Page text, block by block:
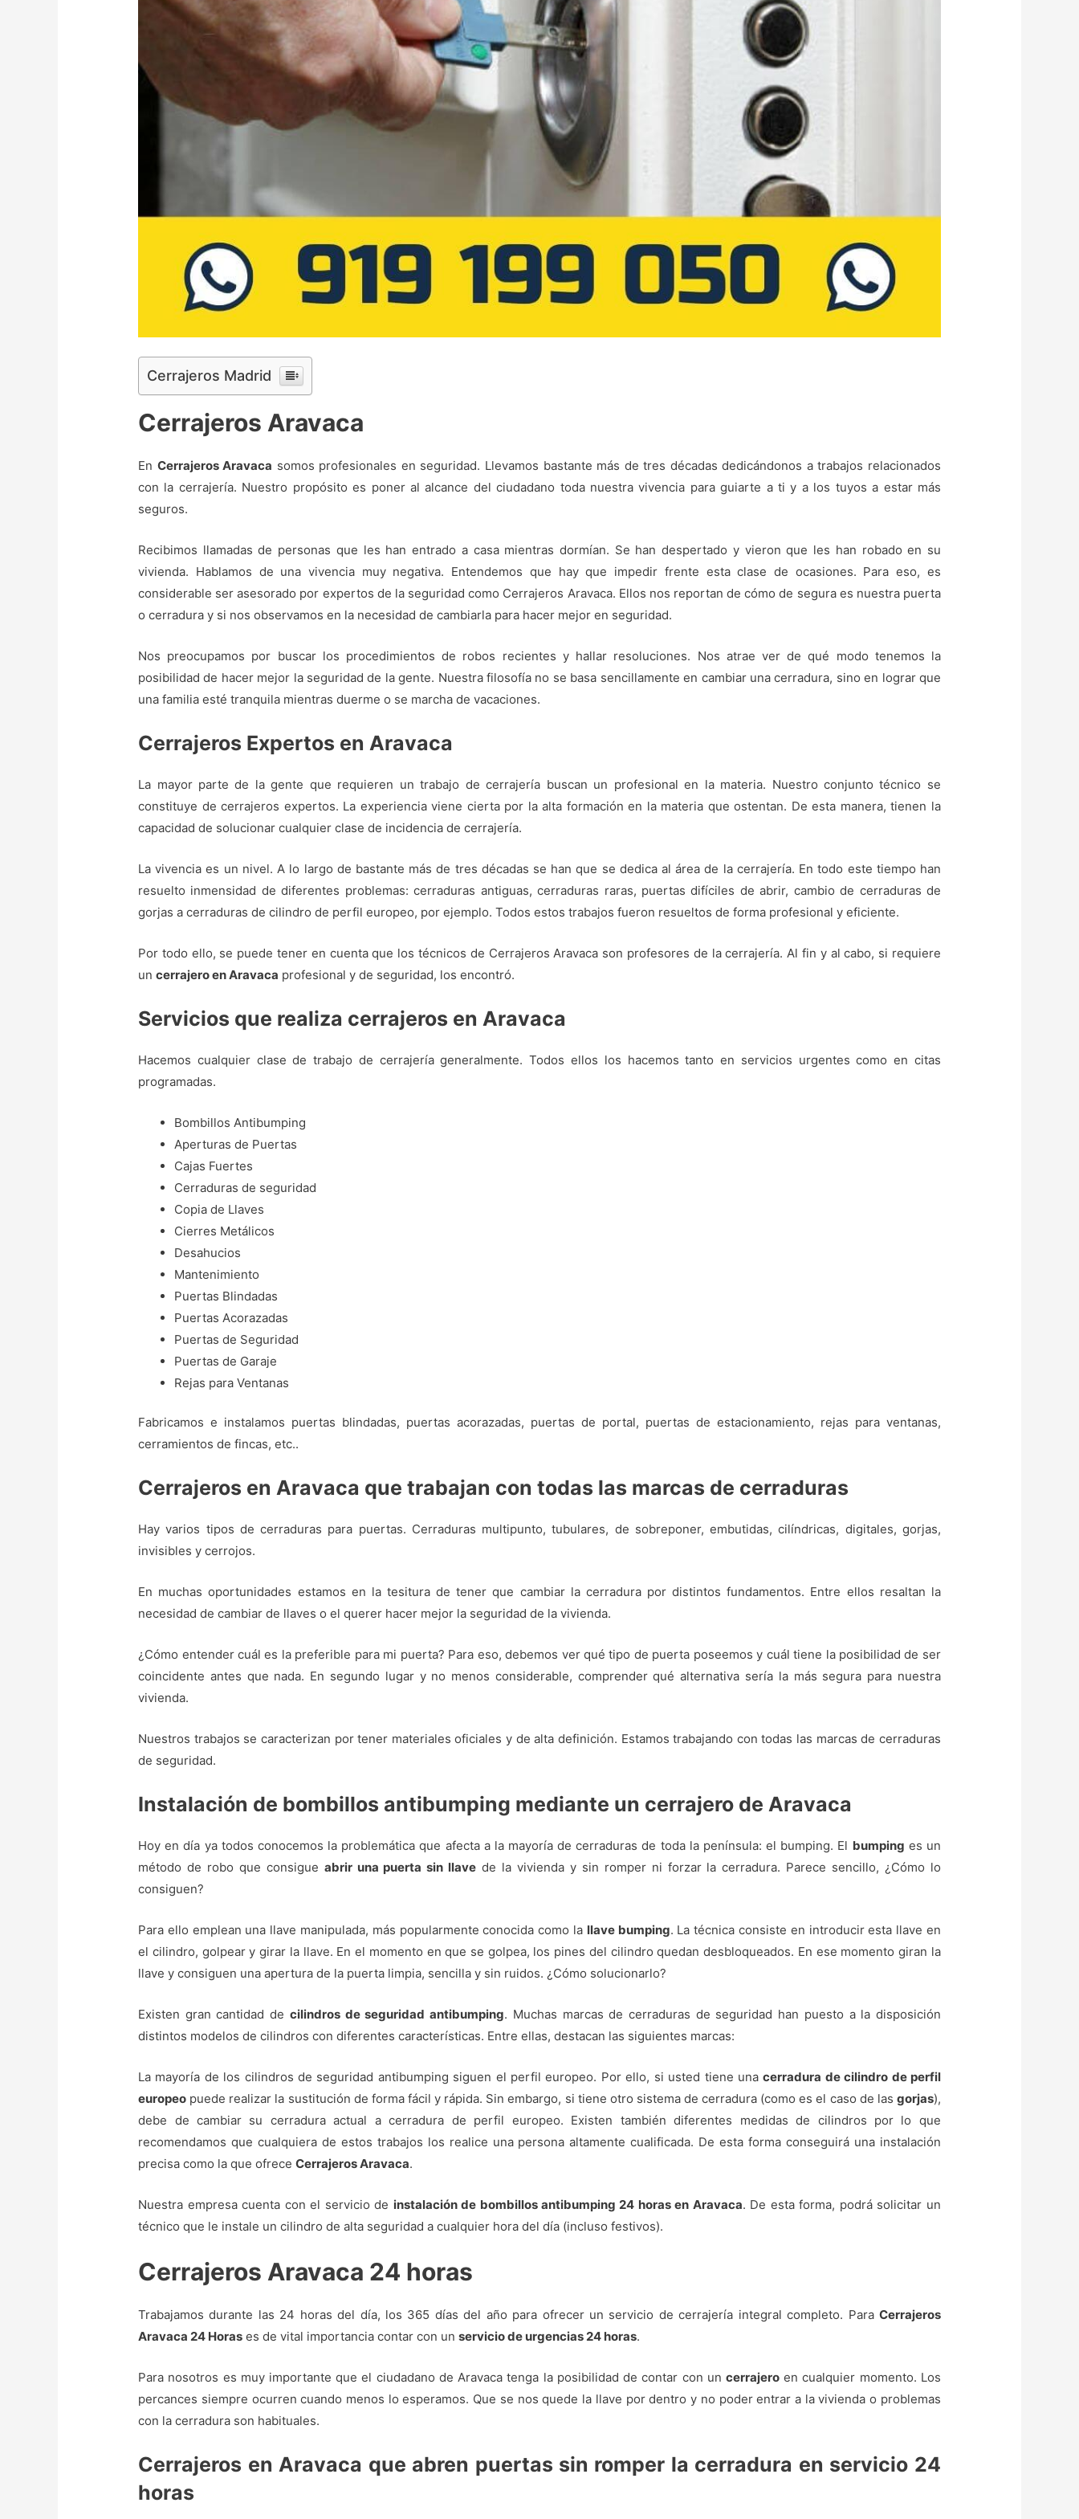
Cerrajeros Madrid
Cerrajeros Aravaca
En Cerrajeros Aravaca somos profesionales en seguridad. Llevamos bastante más de tres décadas dedicándonos a trabajos relacionados
con la cerrajería. Nuestro propósito es poner al alcance del ciudadano toda nuestra vivencia para guiarte a ti y a los tuyos a estar más
seguros.
Recibimos llamadas de personas que les han entrado a casa mientras dormían. Se han despertado y vieron que les han robado en su
vivienda. Hablamos de una vivencia muy negativa. Entendemos que hay que impedir frente esta clase de ocasiones. Para eso, es
considerable ser asesorado por expertos de la seguridad como Cerrajeros Aravaca. Ellos nos reportan de cómo de segura es nuestra puerta
o cerradura y si nos observamos en la necesidad de cambiarla para hacer mejor en seguridad.
Nos preocupamos por buscar los procedimientos de robos recientes y hallar resoluciones. Nos atrae ver de qué modo tenemos la
posibilidad de hacer mejor la seguridad de la gente. Nuestra filosofía no se basa sencillamente en cambiar una cerradura, sino en lograr que
una familia esté tranquila mientras duerme o se marcha de vacaciones.
Cerrajeros Expertos en Aravaca
La mayor parte de la gente que requieren un trabajo de cerrajería buscan un profesional en la materia. Nuestro conjunto técnico se
constituye de cerrajeros expertos. La experiencia viene cierta por la alta formación en la materia que ostentan. De esta manera, tienen la
capacidad de solucionar cualquier clase de incidencia de cerrajería.
La vivencia es un nivel. A lo largo de bastante más de tres décadas se han que se dedica al área de la cerrajería. En todo este tiempo han
resuelto inmensidad de diferentes problemas: cerraduras antiguas, cerraduras raras, puertas difíciles de abrir, cambio de cerraduras de
gorjas a cerraduras de cilindro de perfil europeo, por ejemplo. Todos estos trabajos fueron resueltos de forma profesional y eficiente.
Por todo ello, se puede tener en cuenta que los técnicos de Cerrajeros Aravaca son profesores de la cerrajería. Al fin y al cabo, si requiere
uncerrajero en Aravaca profesional y de seguridad, los encontró.
Servicios que realiza cerrajeros en Aravaca
Hacemos cualquier clase de trabajo de cerrajería generalmente. Todos ellos los hacemos tanto en servicios urgentes como en citas
programadas.
Bombillos Antibumping
Aperturas de Puertas
Cajas Fuertes
Cerraduras de seguridad
Copia de Llaves
Cierres Metálicos
Desahucios
Mantenimiento
Puertas Blindadas
Puertas Acorazadas
Puertas de Seguridad
Puertas de Garaje
Rejas para Ventanas
Fabricamos e instalamos puertas blindadas, puertas acorazadas, puertas de portal, puertas de estacionamiento, rejas para ventanas,
cerramientos de fincas, etc..
Cerrajeros en Aravaca que trabajan con todas las marcas de cerraduras
Hay varios tipos de cerraduras para puertas. Cerraduras multipunto, tubulares, de sobreponer, embutidas, cilíndricas, digitales, gorjas,
invisibles y cerrojos.
En muchas oportunidades estamos en la tesitura de tener que cambiar la cerradura por distintos fundamentos. Entre ellos resaltan la
necesidad de cambiar de llaves o el querer hacer mejor la seguridad de la vivienda.
¿Cómo entender cuál es la preferible para mi puerta? Para eso, debemos ver qué tipo de puerta poseemos y cuál tiene la posibilidad de ser
coincidente antes que nada. En segundo lugar y no menos considerable, comprender qué alternativa sería la más segura para nuestra
vivienda.
Nuestros trabajos se caracterizan por tener materiales oficiales y de alta definición. Estamos trabajando con todas las marcas de cerraduras
de seguridad.
Instalación de bombillos antibumping mediante un cerrajero de Aravaca
Hoy en día ya todos conocemos la problemática que afecta a la mayoría de cerraduras de toda la península: el bumping. El bumping es un
método de robo que consigue abrir una puerta sin llave de la vivienda y sin romper ni forzar la cerradura. Parece sencillo, ¿Cómo lo
consiguen?
Para ello emplean una llave manipulada, más popularmente conocida como la llave bumping. La técnica consiste en introducir esta llave en
el cilindro, golpear y girar la llave. En el momento en que se golpea, los pines del cilindro quedan desbloqueados. En ese momento giran la
llave y consiguen una apertura de la puerta limpia, sencilla y sin ruidos. ¿Cómo solucionarlo?
Existen gran cantidad de cilindros de seguridad antibumping. Muchas marcas de cerraduras de seguridad han puesto a la disposición
distintos modelos de cilindros con diferentes características. Entre ellas, destacan las siguientes marcas:
La mayoría de los cilindros de seguridad antibumping siguen el perfil europeo. Por ello, si usted tiene unacerradura de cilindro de perfil
europeo puede realizar la sustitución de forma fácil y rápida. Sin embargo, si tiene otro sistema de cerradura (como es el caso de las gorjas),
debe de cambiar su cerradura actual a cerradura de perfil europeo. Existen también diferentes medidas de cilindros por lo que
recomendamos que cualquiera de estos trabajos los realice una persona altamente cualificada. De esta forma conseguirá una instalación
precisa como la que ofreceCerrajeros Aravaca.
Nuestra empresa cuenta con el servicio de instalación de bombillos antibumping 24 horas en Aravaca. De esta forma, podrá solicitar un
técnico que le instale un cilindro de alta seguridad a cualquier hora del día (incluso festivos).
Cerrajeros Aravaca 24 horas
Trabajamos durante las 24 horas del día, los 365 días del año para ofrecer un servicio de cerrajería integral completo. Para Cerrajeros
Aravaca 24 Horas es de vital importancia contar con unservicio de urgencias 24 horas.
Para nosotros es muy importante que el ciudadano de Aravaca tenga la posibilidad de contar con uncerrajero en cualquier momento. Los
percances siempre ocurren cuando menos lo esperamos. Que se nos quede la llave por dentro y no poder entrar a la vivienda o problemas
con la cerradura son habituales.
Cerrajeros en Aravaca que abren puertas sin romper la cerradura en servicio 24
horas